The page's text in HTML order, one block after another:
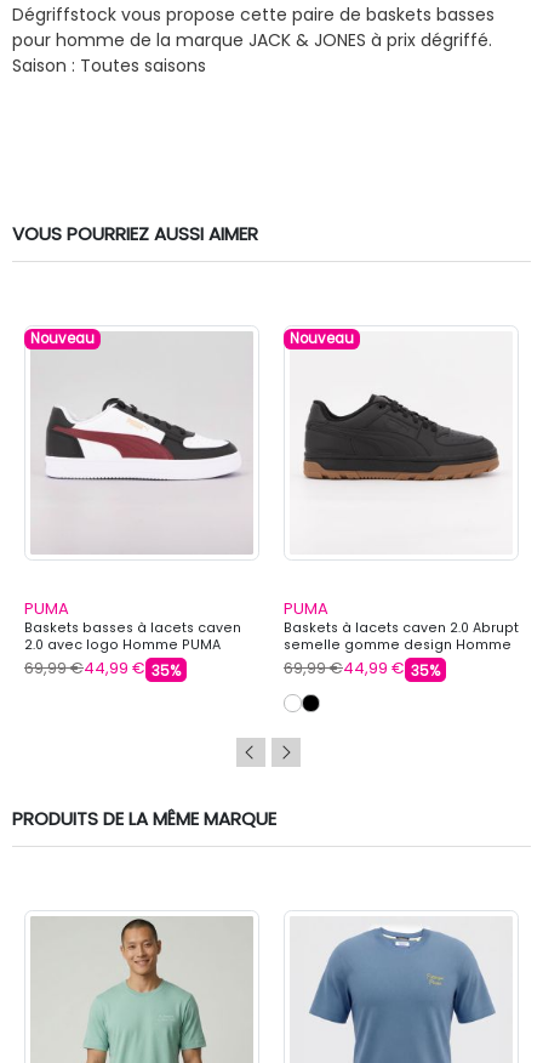
Dégriffstock vous propose cette paire de baskets basses
pour homme de la marque JACK & JONES à prix dégriffé.
Saison : Toutes saisons
VOUS POURRIEZ AUSSI AIMER
Nouveau
PUMA
Baskets basses à lacets caven
2.0 avec logo Homme PUMA
69,99 €44,99 € 35%
Nouveau
PUMA
Baskets à lacets caven 2.0 Abrupt
semelle gomme design Homme
PUMA
69,99 €44,99 € 35%
PRODUITS DE LA MÊME MARQUE